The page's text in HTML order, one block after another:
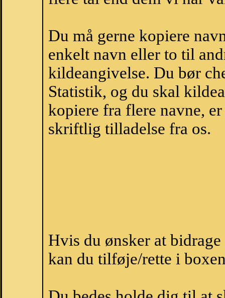
Du må gerne kopiere
enkelt navn eller to til
kildeangivelse. Du bør
Statistik, og du skal
kopiere fra flere navne,
skriftlig tilladelse fra os.
Hvis du ønsker at
kan du tilføje/rette i